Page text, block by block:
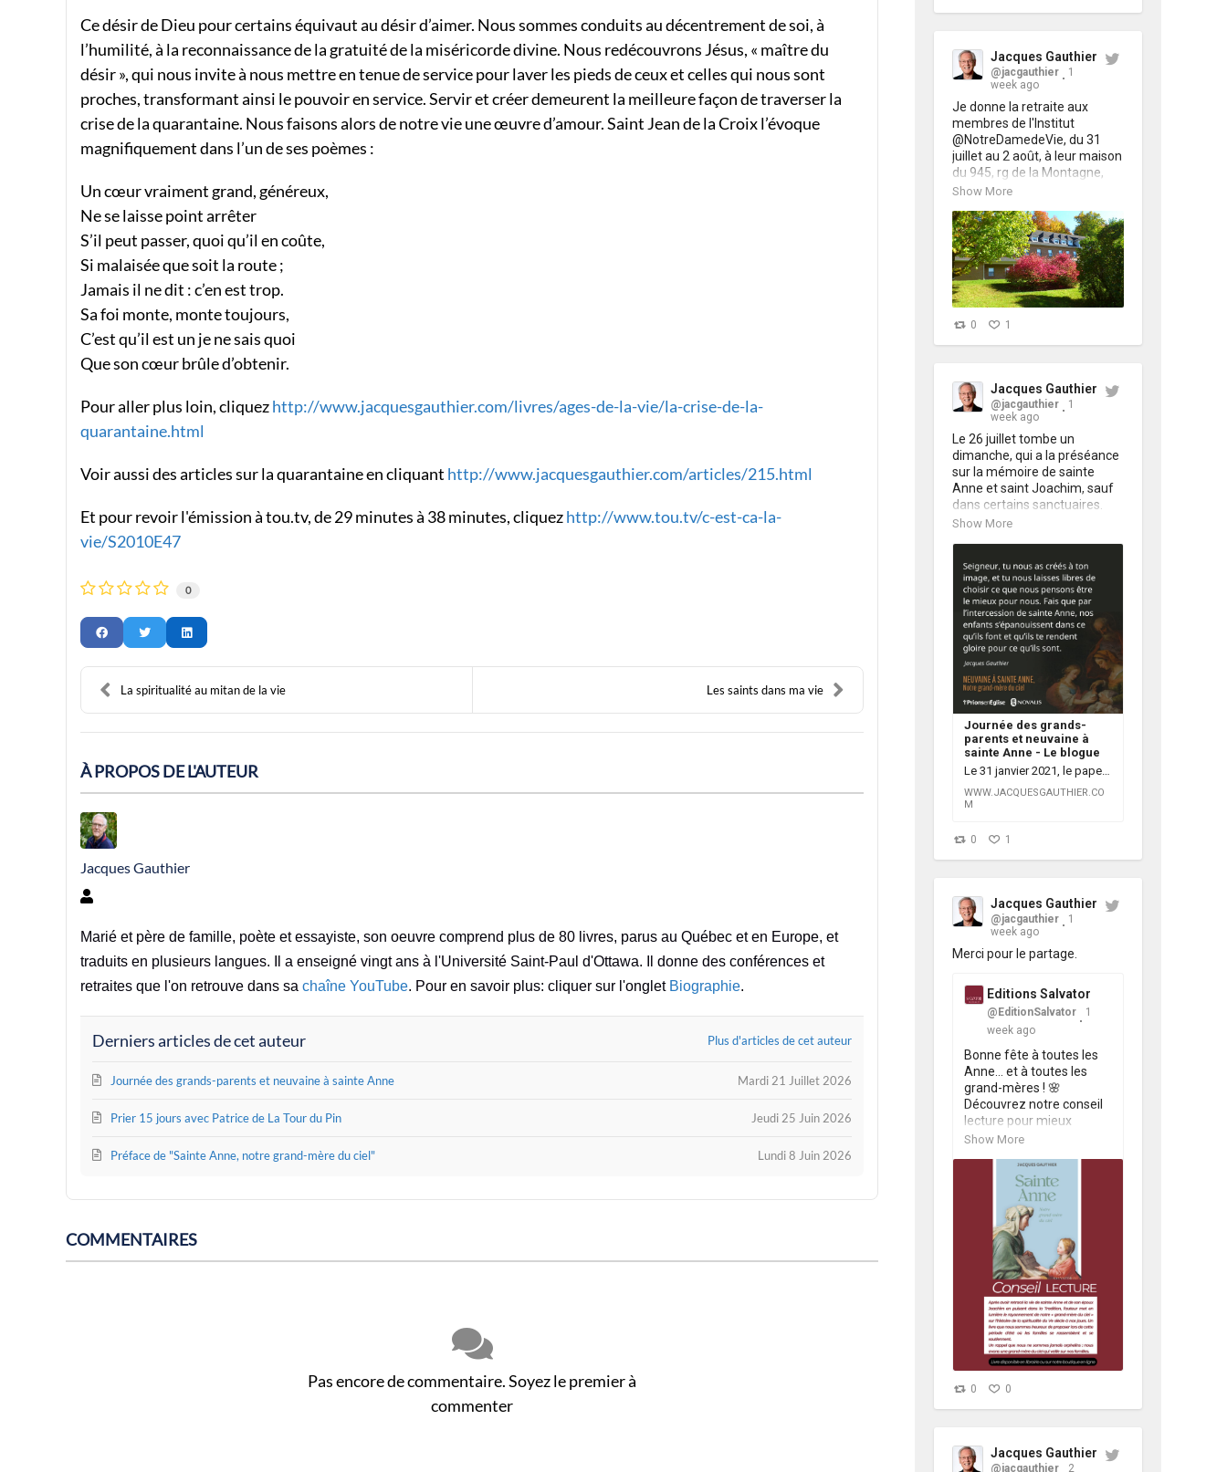
Ce désir de Dieu pour certains équivaut au désir d’aimer. Nous sommes conduits au décentrement de soi, à
l’humilité, à la reconnaissance de la gratuité de la miséricorde divine. Nous redécouvrons Jésus, « maître du
désir », qui nous invite à nous mettre en tenue de service pour laver les pieds de ceux et celles qui nous sont
proches, transformant ainsi le pouvoir en service. Servir et créer demeurent la meilleure façon de traverser la
crise de la quarantaine. Nous faisons alors de notre vie une œuvre d’amour. Saint Jean de la Croix l’évoque
magnifiquement dans l’un de ses poèmes :
Un cœur vraiment grand, généreux,
Ne se laisse point arrêter
S’il peut passer, quoi qu’il en coûte,
Si malaisée que soit la route ;
Jamais il ne dit : c’en est trop.
Sa foi monte, monte toujours,
C’est qu’il est un je ne sais quoi
Que son cœur brûle d’obtenir.
Pour aller plus loin, cliquezhttp://www.jacquesgauthier.com/livres/ages-de-la-vie/la-crise-de-la-
quarantaine.html
Voir aussi des articles sur la quarantaine en cliquant http://www.jacquesgauthier.com/articles/215.html
Et pour revoir l'émission à tou.tv, de 29 minutes à 38 minutes, cliquezhttp://www.tou.tv/c-est-ca-la-
vie/S2010E47
0
La spiritualité au mitan de la vie Les saints dans ma vie
À PROPOS DE L'AUTEUR
Jacques Gauthier
Jacques Gauthier
Marié et père de famille, poète et essayiste, son oeuvre comprend plus de 80 livres, parus au Québec et en Europe, et
traduits en plusieurs langues. Il a enseigné vingt ans à l'Université Saint-Paul d'Ottawa. Il donne des conférences et
retraites que l'on retrouve dans sa chaîne YouTube. Pour en savoir plus: cliquer sur l'onglet Biographie.
Derniers articles de cet auteur Plus d'articles de cet auteur
Mardi 21 Juillet 2026
Journée des grands-parents et neuvaine à sainte Anne
Jeudi 25 Juin 2026
Prier 15 jours avec Patrice de La Tour du Pin
Lundi 8 Juin 2026
Préface de "Sainte Anne, notre grand-mère du ciel"
COMMENTAIRES
Pas encore de commentaire. Soyez le premier à
commenter
Jacques Gauthier
@jacgauthier
1
week ago
Je donne la retraite aux
membres de l'Institut
@NotreDamedeVie, du 31
juillet au 2 août, à leur maison
du 945, rg de la Montagne,
Saint-Paul d'Abbotsford, au
https://t.co/seLBe6fMzQ
Thème: La nuit de
l'espérance selon saint Jean
de la Croix.
https://t.co/lvROwoS6Bu
https://t.co/4lcY1fsXa7
Show More
0 1
Jacques Gauthier
@jacgauthier
1
week ago
Le 26 juillet tombe un
dimanche, qui a la préséance
sur la mémoire de sainte
Anne et saint Joachim, sauf
dans certains sanctuaires.
C'est aussi la Journée
en savoir plus 👉🏻
https://t.co/RXwVo0S2Ra
@jacgauthier
Show More
Journée des grands-
parents et neuvaine à
sainte Anne - Le blogue
WWW.JACQUESGAUTHIER.CO
M
0 1
Jacques Gauthier
@jacgauthier
1
week ago
Merci pour le partage.
Editions Salvator
@EditionSalvator
1
week ago
Bonne fête à toutes les
Anne… et à toutes les
grand-mères ! 🌸
Découvrez notre conseil
lecture pour mieux
connaître celle qui est la
Bel été à tous !
@jacgauthier
#LectureChrétienne
#conseillecture #Livres
https://t.co/kbmu6fpgfN
Show More
0 0
Jacques Gauthier
@jacgauthier 2